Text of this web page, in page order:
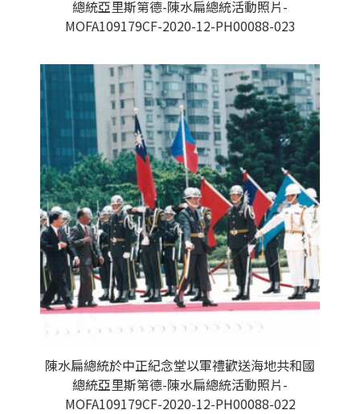
總統亞里斯第德-陳水扁總統活動照片-
MOFA109179CF-2020-12-PH00088-023
陳水扁總統於中正紀念堂以軍禮歡送海地共和國
總統亞里斯第德-陳水扁總統活動照片-
MOFA109179CF-2020-12-PH00088-022